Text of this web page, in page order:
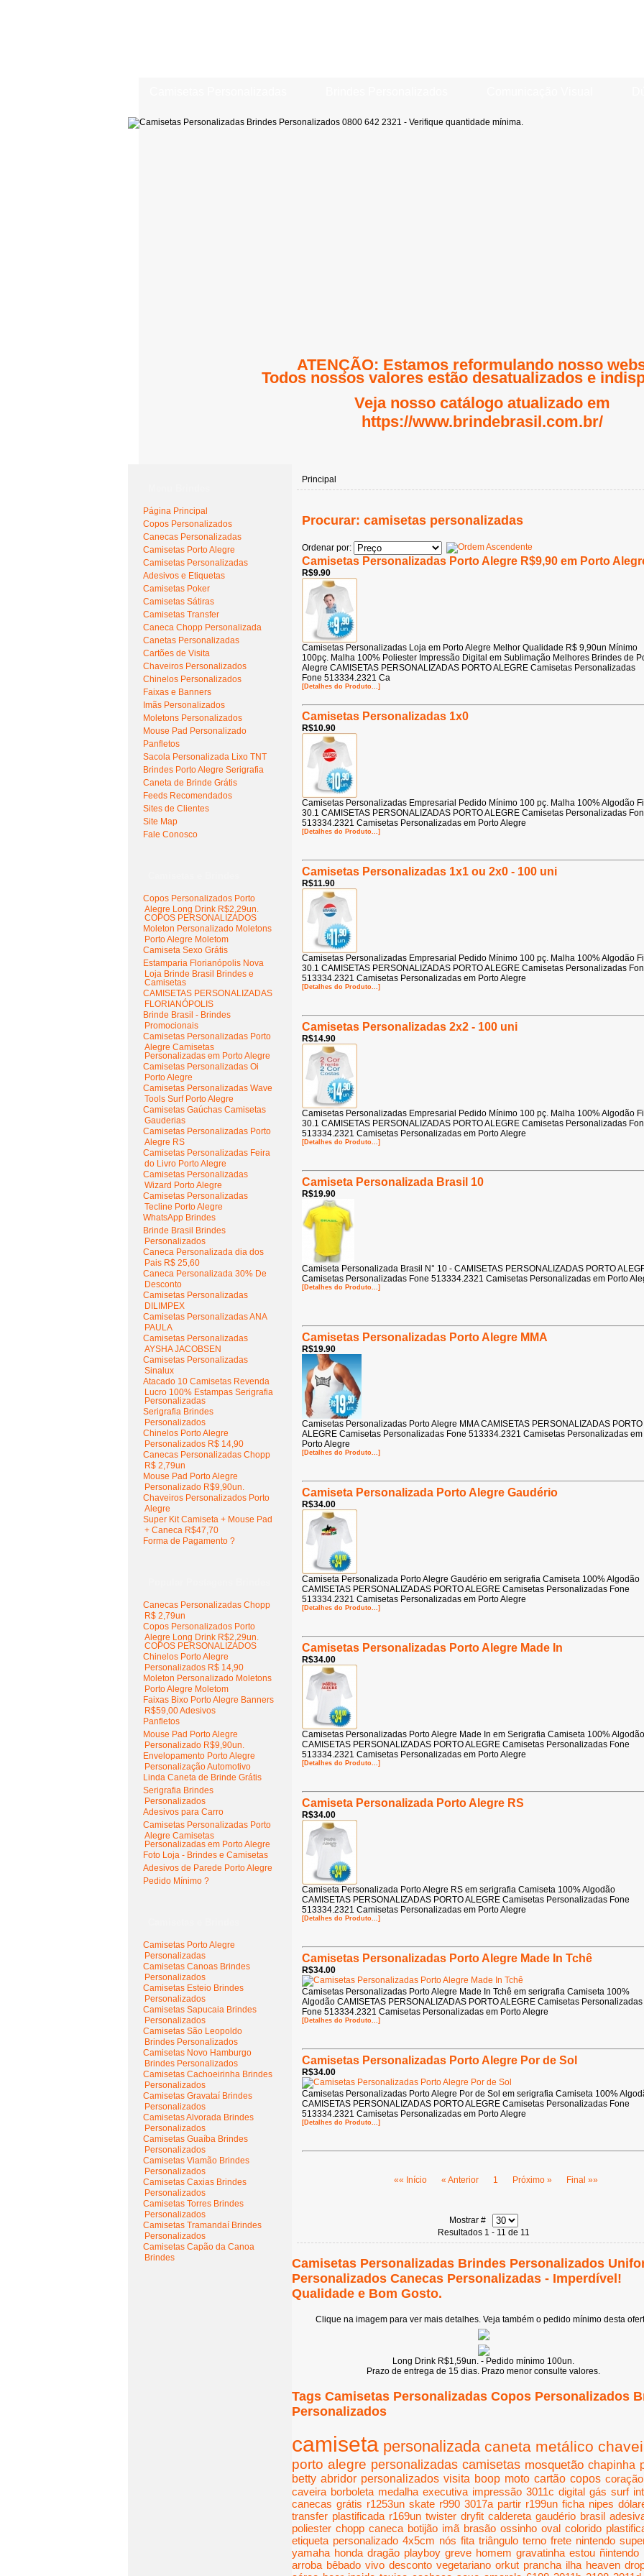
ATENÇÃO: Estamos reformulando nosso
Todos nossos valores estão desatualizados e
Veja nosso catálogo atualizado em
https://www.brindebrasil.com.br/
Página Principal
Copos Personalizados
Canecas Personalizadas
Camisetas Porto Alegre
Camisetas Personalizadas
Adesivos e Etiquetas
Camisetas Poker
Camisetas Sátiras
Camisetas Transfer
Caneca Chopp Personalizada
Canetas Personalizadas
Cartões de Visita
Chaveiros Personalizados
Chinelos Personalizados
Faixas e Banners
Imãs Personalizados
Moletons Personalizados
Mouse Pad Personalizado
Panfletos
Sacola Personalizada Lixo TNT
Brindes Porto Alegre Serigrafia
Caneta de Brinde Grátis
Feeds Recomendados
Sites de Clientes
Site Map
Fale Conosco
Copos Personalizados Porto
Alegre Long Drink R$2,29un.
COPOS PERSONALIZADOS
Moleton Personalizado Moletons
Porto Alegre Moletom
Camiseta Sexo Grátis
Estamparia Florianópolis Nova
Loja Brinde Brasil Brindes e
Camisetas
CAMISETAS PERSONALIZADAS
FLORIANÓPOLIS
Brinde Brasil - Brindes
Promocionais
Camisetas Personalizadas Porto
Alegre Camisetas
Personalizadas em Porto Alegre
Camisetas Personalizadas Oi
Porto Alegre
Camisetas Personalizadas Wave
Tools Surf Porto Alegre
Camisetas Gaúchas Camisetas
Gauderias
Camisetas Personalizadas Porto
Alegre RS
Camisetas Personalizadas Feira
do Livro Porto Alegre
Camisetas Personalizadas
Wizard Porto Alegre
Camisetas Personalizadas
Tecline Porto Alegre
WhatsApp Brindes
Brinde Brasil Brindes
Personalizados
Caneca Personalizada dia dos
Pais R$ 25,60
Caneca Personalizada 30% De
Desconto
Camisetas Personalizadas
DILIMPEX
Camisetas Personalizadas ANA
PAULA
Camisetas Personalizadas
AYSHA JACOBSEN
Camisetas Personalizadas
Sinalux
Atacado 10 Camisetas Revenda
Lucro 100% Estampas Serigrafia
Personalizadas
Serigrafia Brindes
Personalizados
Chinelos Porto Alegre
Personalizados R$ 14,90
Canecas Personalizadas Chopp
R$ 2,79un
Mouse Pad Porto Alegre
Personalizado R$9,90un.
Chaveiros Personalizados Porto
Alegre
Super Kit Camiseta + Mouse Pad
+ Caneca R$47,70
Forma de Pagamento ?
Canecas Personalizadas Chopp
R$ 2,79un
Copos Personalizados Porto
Alegre Long Drink R$2,29un.
COPOS PERSONALIZADOS
Chinelos Porto Alegre
Personalizados R$ 14,90
Moleton Personalizado Moletons
Porto Alegre Moletom
Faixas Bixo Porto Alegre Banners
R$59,00 Adesivos
Panfletos
Mouse Pad Porto Alegre
Personalizado R$9,90un.
Envelopamento Porto Alegre
Personalização Automotivo
Linda Caneta de Brinde Grátis
Serigrafia Brindes
Personalizados
Adesivos para Carro
Camisetas Personalizadas Porto
Alegre Camisetas
Personalizadas em Porto Alegre
Foto Loja - Brindes e Camisetas
Adesivos de Parede Porto Alegre
Pedido Mínimo ?
Camisetas Porto Alegre
Personalizadas
Camisetas Canoas Brindes
Personalizados
Camisetas Esteio Brindes
Personalizados
Camisetas Sapucaia Brindes
Personalizados
Camisetas São Leopoldo
Brindes Personalizados
Camisetas Novo Hamburgo
Brindes Personalizados
Camisetas Cachoeirinha Brindes
Personalizados
Camisetas Gravataí Brindes
Personalizados
Camisetas Alvorada Brindes
Personalizados
Camisetas Guaíba Brindes
Personalizados
Camisetas Viamão Brindes
Personalizados
Camisetas Caxias Brindes
Personalizados
Camisetas Torres Brindes
Personalizados
Camisetas Tramandaí Brindes
Personalizados
Camisetas Capão da Canoa
Brindes
Principal
Procurar: camisetas personalizadas
Ordenar por:
Camisetas Personalizadas Porto Alegre R$9,90 em Porto
R$9.90
Camisetas Personalizadas Loja em Porto Alegre Melhor Qualidade R$ 9,90un Mínimo
100pç. Malha 100% Poliester Impressão Digital em Sublimação Melhores Brindes de
Alegre CAMISETAS PERSONALIZADAS PORTO ALEGRE Camisetas Personalizadas
Fone 513334.2321 Ca
[Detalhes do Produto...]
Camisetas Personalizadas 1x0
R$10.90
Camisetas Personalizadas Empresarial Pedido Mínimo 100 pç. Malha 100% Algodão
30.1 CAMISETAS PERSONALIZADAS PORTO ALEGRE Camisetas Personalizadas
513334.2321 Camisetas Personalizadas em Porto Alegre
[Detalhes do Produto...]
Camisetas Personalizadas 1x1 ou 2x0 - 100 uni
R$11.90
Camisetas Personalizadas Empresarial Pedido Mínimo 100 pç. Malha 100% Algodão
30.1 CAMISETAS PERSONALIZADAS PORTO ALEGRE Camisetas Personalizadas
513334.2321 Camisetas Personalizadas em Porto Alegre
[Detalhes do Produto...]
Camisetas Personalizadas 2x2 - 100 uni
R$14.90
Camisetas Personalizadas Empresarial Pedido Mínimo 100 pç. Malha 100% Algodão
30.1 CAMISETAS PERSONALIZADAS PORTO ALEGRE Camisetas Personalizadas
513334.2321 Camisetas Personalizadas em Porto Alegre
[Detalhes do Produto...]
Camiseta Personalizada Brasil 10
R$19.90
Camiseta Personalizada Brasil N° 10 - CAMISETAS PERSONALIZADAS PORTO
Camisetas Personalizadas Fone 513334.2321 Camisetas Personalizadas em Porto
[Detalhes do Produto...]
Camisetas Personalizadas Porto Alegre MMA
R$19.90
Camisetas Personalizadas Porto Alegre MMA CAMISETAS PERSONALIZADAS PORTO
ALEGRE Camisetas Personalizadas Fone 513334.2321 Camisetas Personalizadas em
Porto Alegre
[Detalhes do Produto...]
Camiseta Personalizada Porto Alegre Gaudério
R$34.00
Camiseta Personalizada Porto Alegre Gaudério em serigrafia Camiseta 100% Algodão
CAMISETAS PERSONALIZADAS PORTO ALEGRE Camisetas Personalizadas Fone
513334.2321 Camisetas Personalizadas em Porto Alegre
[Detalhes do Produto...]
Camisetas Personalizadas Porto Alegre Made In
R$34.00
Camisetas Personalizadas Porto Alegre Made In em Serigrafia Camiseta 100% Algodão
CAMISETAS PERSONALIZADAS PORTO ALEGRE Camisetas Personalizadas Fone
513334.2321 Camisetas Personalizadas em Porto Alegre
[Detalhes do Produto...]
Camiseta Personalizada Porto Alegre RS
R$34.00
Camiseta Personalizada Porto Alegre RS em serigrafia Camiseta 100% Algodão
CAMISETAS PERSONALIZADAS PORTO ALEGRE Camisetas Personalizadas Fone
513334.2321 Camisetas Personalizadas em Porto Alegre
[Detalhes do Produto...]
Camisetas Personalizadas Porto Alegre Made In Tchê
R$34.00
Camisetas Personalizadas Porto Alegre Made In Tchê em serigrafia Camiseta 100%
Algodão CAMISETAS PERSONALIZADAS PORTO ALEGRE Camisetas Personalizadas
Fone 513334.2321 Camisetas Personalizadas em Porto Alegre
[Detalhes do Produto...]
Camisetas Personalizadas Porto Alegre Por de Sol
R$34.00
Camisetas Personalizadas Porto Alegre Por de Sol em serigrafia Camiseta 100%
CAMISETAS PERSONALIZADAS PORTO ALEGRE Camisetas Personalizadas Fone
513334.2321 Camisetas Personalizadas em Porto Alegre
[Detalhes do Produto...]
«« Início « Anterior 1 Próximo » Final »»
Mostrar #
Resultados 1 - 11 de 11
Camisetas Personalizadas Brindes Personalizados
Personalizados Canecas Personalizadas - Imperdível!
Qualidade e Bom Gosto.
Clique na imagem para ver mais detalhes. Veja também o pedido mínimo desta
Long Drink R$1,59un. - Pedido mínimo 100un.
Prazo de entrega de 15 dias. Prazo menor consulte valores.
Tags Camisetas Personalizadas Copos Personalizados
Personalizados
camiseta personalizada caneta metálico
porto alegre personalizadas camisetas mosquetão chapinha
betty abridor personalizados visita boop moto cartão copos coração
caveira borboleta medalha executiva impressão 3011c digital gás surf
canecas grátis r1253un skate r990 3017a partir r199un ficha nipes
transfer plastificada r169un twister dryfit caldereta gaudério brasil
poliester chopp caneca botijão imã brasão ossinho oval colorido
etiqueta personalizado 4x5cm nós fita triângulo terno frete nintendo
yamaha honda dragão playboy greve homem gravatinha estou ñintendo
arroba bêbado vivo desconto vegetariano orkut prancha ilha heaven